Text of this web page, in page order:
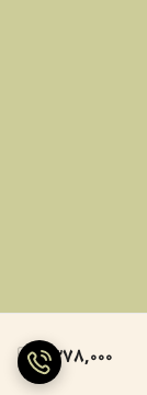
1,378,000